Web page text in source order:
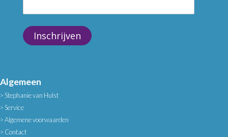
Inschrijven
Algemeen
Stephanie van Hulst
Service
Algemene voorwaarden
Contact